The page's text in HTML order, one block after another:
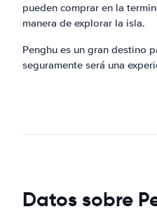
pueden comprar en la
manera de explorar la isla.
Penghu es un gran destino
seguramente será una
Datos sobre